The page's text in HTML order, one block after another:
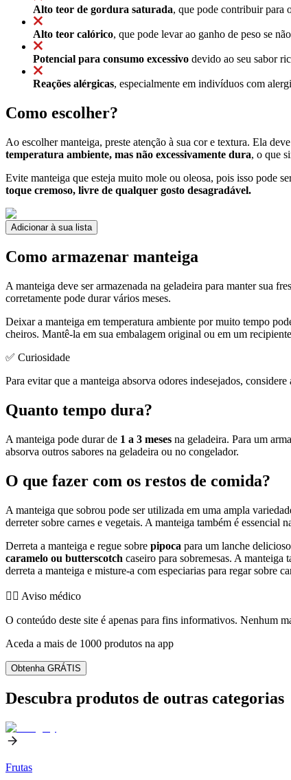
Alto teor de gordura saturada, que pode contribuir para
Alto teor calórico, que pode levar ao ganho de peso se
Potencial para consumo excessivo devido ao seu sabor
Reações alérgicas, especialmente em indivíduos com
Como escolher?
Ao escolher manteiga, preste atenção à sua cor e textura. Ela
temperatura ambiente, mas não excessivamente dura, o que
Evite manteiga que esteja muito mole ou oleosa, pois isso pode
toque cremoso, livre de qualquer gosto desagradável.
Adicionar à sua lista
Como armazenar manteiga
A manteiga deve ser armazenada na geladeira para manter sua
corretamente pode durar vários meses.
Deixar a manteiga em temperatura ambiente por muito tempo
cheiros. Mantê-la em sua embalagem original ou em um
✅ Curiosidade
Para evitar que a manteiga absorva odores indesejados,
Quanto tempo dura?
A manteiga pode durar de 1 a 3 meses na geladeira. Para um
absorva outros sabores na geladeira ou no congelador.
O que fazer com os restos de comida?
A manteiga que sobrou pode ser utilizada em uma ampla
derreter sobre carnes e vegetais. A manteiga também é essencial
Derreta a manteiga e regue sobre pipoca para um lanche
caramelo ou butterscotch caseiro para sobremesas. A
derreta a manteiga e misture-a com especiarias para regar sobre
👨‍⚕️️ Aviso médico
O conteúdo deste site é apenas para fins informativos. Nenhum
Aceda a mais de 1000 produtos na app
Obtenha GRÁTIS
Descubra produtos de outras categorias
Frutas